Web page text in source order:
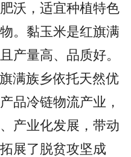
沃，适宜种植特色
。黏玉米是红旗满
产量高、品质好。
满族乡依托天然优
品冷链物流产业，
产业化发展，带动
展了脱贫攻坚成